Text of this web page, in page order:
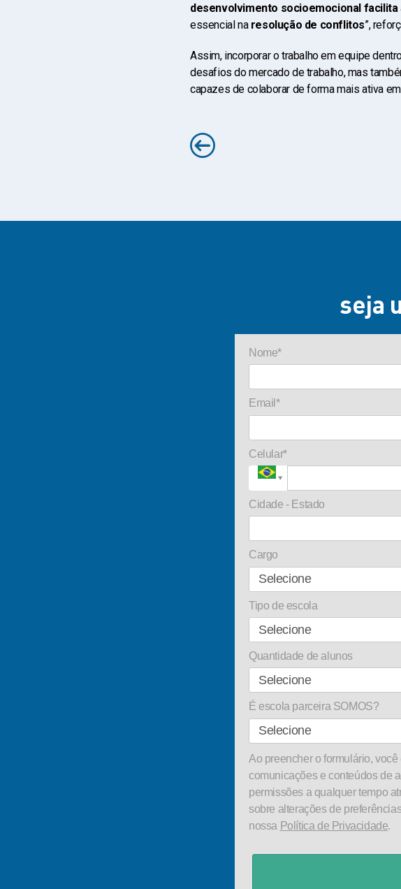
desenvolvimento socioemocional facilita
essencial na resolução de conflitos”,
Assim, incorporar o trabalho em equipe
desafios do mercado de trabalho, mas
capazes de colaborar de forma mais ativa
seja
Nome*
Email*
Celular*
Cidade - Estado
Cargo
Tipo de escola
Quantidade de alunos
É escola parceira SOMOS?
Ao preencher o formulário,
comunicações e conteúdos de
permissões a qualquer tempo
sobre alterações de
nossa Política de Privacidade.